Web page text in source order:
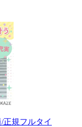
正規フルタイ